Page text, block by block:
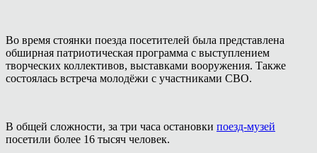
Во время стоянки поезда посетителей была представлена
обширная патриотическая программа с выступлением
творческих коллективов, выставками вооружения. Также
состоялась встреча молодёжи с участниками СВО.
В общей сложности, за три часа остановки поезд-музей
посетили более 16 тысяч человек.